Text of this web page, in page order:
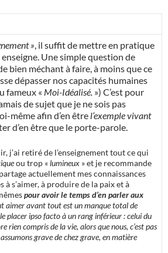
» , il suffit de mettre en pratique
enseigne. Une simple question de
bien méchant à faire, à moins que ce
dépasser nos capacités humaines
fameux « Moi-Idéalisé. ») C’est pour
de sujet que je ne sois pas
même afin d’en être l’exemple vivant
d’en être que le porte-parole.
j’ai retiré de l’enseignement tout ce qui
ou trop «lumineux » et je recommande
actuellement mes connaissances
à s’aimer, à produire de la paix et à
pour avoir le temps d’en parler aux
aimer avant tout est un manque total de
placer ipso facto à un rang inférieur : celui du
rien compris de la vie, alors que nous, c’est pas
grave de chez grave, en matière